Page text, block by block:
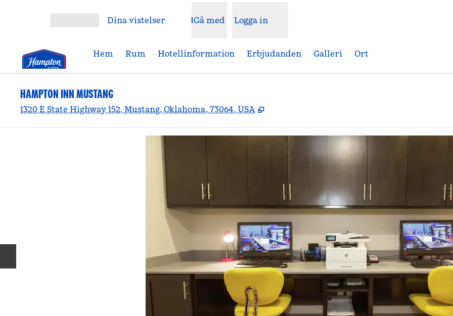
Dina vistelser Gå med Logga in
Hem Rum Hotellinformation Erbjudanden Galleri Ort
HAMPTON INN MUSTANG
1320 E State Highway 152, Mustang, Oklahoma, 73064, USA ,